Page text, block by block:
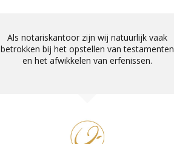
Als notariskantoor zijn wij natuurlijk vaak
betrokken bij het opstellen van testamenten
en het afwikkelen van erfenissen.